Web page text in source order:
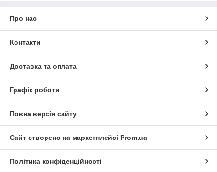
Про нас
Контакти
Доставка та оплата
Графік роботи
Повна версія сайту
Сайт створено на маркетплейсі Prom.ua
Політика конфіденційності